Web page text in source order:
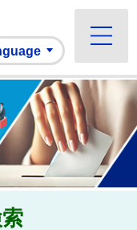
里町ホームページ